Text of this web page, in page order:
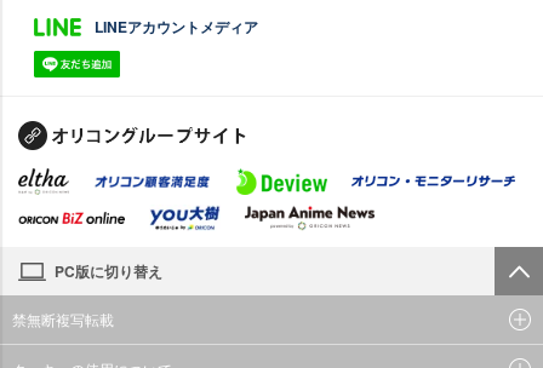
LINEアカウントメディア
PC版に切り替え
禁無断複写転載